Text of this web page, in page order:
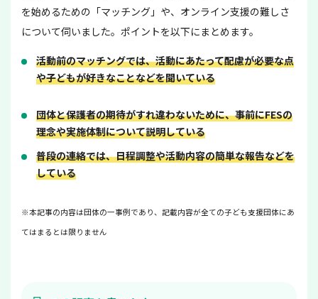
を始めるための「マッチング」や、オンライン支援の難しさ
について伺いました。ポイントを以下にまとめます。
活動前のマッチングでは、活動にあたって配慮が必要な点
や子どもが好きなことなどを聞いている
団体と保護者の期待がすれ違わないために、事前にFESの
理念や実施体制について説明している
普段の連絡では、日程調整や活動内容の簡単な報告などを
している
※本記事の内容は団体の一事例であり、記載内容が全ての子ども支援団体にあ
てはまるとは限りません